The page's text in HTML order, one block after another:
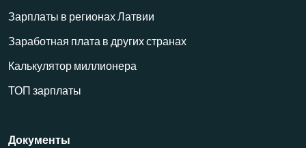
Зарплаты в регионах Латвии
Заработная плата в других странах
Калькулятор миллионера
ТОП зарплаты
Документы